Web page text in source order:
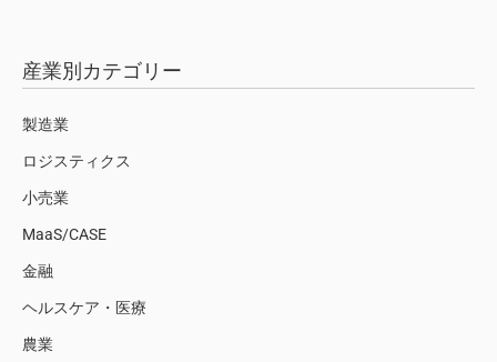
産業別カテゴリー
製造業
ロジスティクス
小売業
MaaS/CASE
金融
ヘルスケア・医療
農業